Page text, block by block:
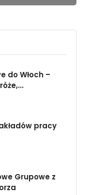
do Włoch –
pracy
Grupowe z